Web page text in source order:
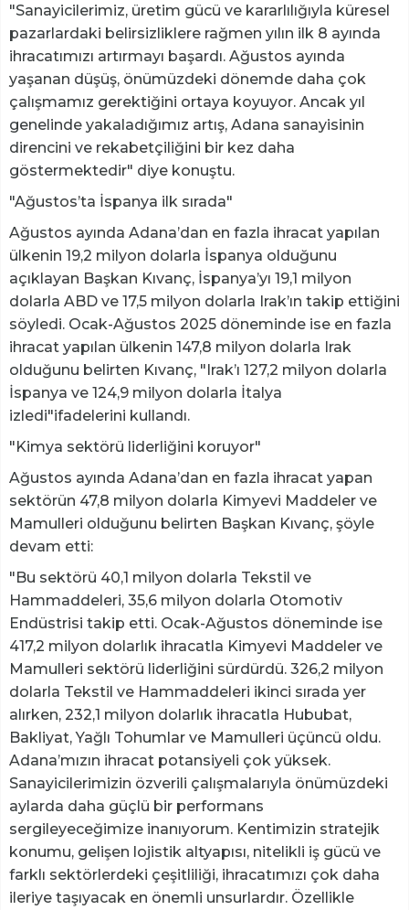
"Sanayicilerimiz, üretim gücü ve kararlılığıyla küresel
pazarlardaki belirsizliklere rağmen yılın ilk 8 ayında
ihracatımızı artırmayı başardı. Ağustos ayında
yaşanan düşüş, önümüzdeki dönemde daha çok
çalışmamız gerektiğini ortaya koyuyor. Ancak yıl
genelinde yakaladığımız artış, Adana sanayisinin
direncini ve rekabetçiliğini bir kez daha
göstermektedir" diye konuştu.
"Ağustos’ta İspanya ilk sırada"
Ağustos ayında Adana’dan en fazla ihracat yapılan
ülkenin 19,2 milyon dolarla İspanya olduğunu
açıklayan Başkan Kıvanç, İspanya’yı 19,1 milyon
dolarla ABD ve 17,5 milyon dolarla Irak’ın takip ettiğini
söyledi. Ocak-Ağustos 2025 döneminde ise en fazla
ihracat yapılan ülkenin 147,8 milyon dolarla Irak
olduğunu belirten Kıvanç, "Irak’ı 127,2 milyon dolarla
İspanya ve 124,9 milyon dolarla İtalya
izledi"ifadelerini kullandı.
"Kimya sektörü liderliğini koruyor"
Ağustos ayında Adana’dan en fazla ihracat yapan
sektörün 47,8 milyon dolarla Kimyevi Maddeler ve
Mamulleri olduğunu belirten Başkan Kıvanç, şöyle
devam etti:
"Bu sektörü 40,1 milyon dolarla Tekstil ve
Hammaddeleri, 35,6 milyon dolarla Otomotiv
Endüstrisi takip etti. Ocak-Ağustos döneminde ise
417,2 milyon dolarlık ihracatla Kimyevi Maddeler ve
Mamulleri sektörü liderliğini sürdürdü. 326,2 milyon
dolarla Tekstil ve Hammaddeleri ikinci sırada yer
alırken, 232,1 milyon dolarlık ihracatla Hububat,
Bakliyat, Yağlı Tohumlar ve Mamulleri üçüncü oldu.
Adana’mızın ihracat potansiyeli çok yüksek.
Sanayicilerimizin özverili çalışmalarıyla önümüzdeki
aylarda daha güçlü bir performans
sergileyeceğimize inanıyorum. Kentimizin stratejik
konumu, gelişen lojistik altyapısı, nitelikli iş gücü ve
farklı sektörlerdeki çeşitliliği, ihracatımızı çok daha
ileriye taşıyacak en önemli unsurlardır. Özellikle